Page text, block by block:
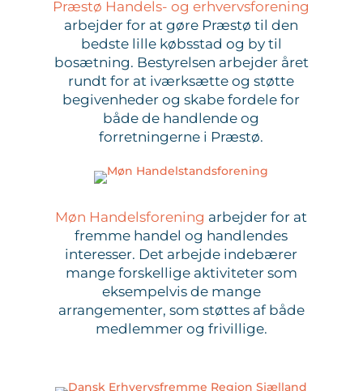
Præstø Handels- og erhvervsforening
arbejder for at gøre Præstø til den
bedste lille købsstad og by til
bosætning. Bestyrelsen arbejder året
rundt for at iværksætte og støtte
begivenheder og skabe fordele for
både de handlende og
forretningerne i Præstø.
Møn Handelsforening arbejder for at
fremme handel og handlendes
interesser. Det arbejde indebærer
mange forskellige aktiviteter som
eksempelvis de mange
arrangementer, som støttes af både
medlemmer og frivillige.